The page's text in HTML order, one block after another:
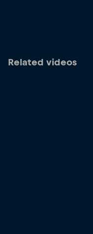
Related videos